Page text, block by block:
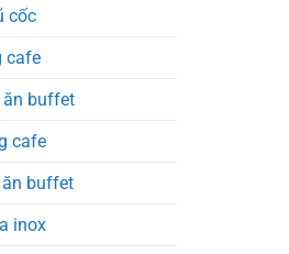
cốc
cafe
buffet
cafe
buffet
inox